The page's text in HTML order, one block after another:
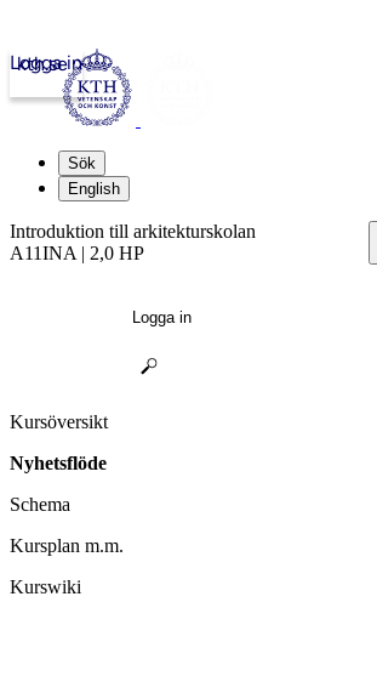
kth.se
Logga in
Sök
English
Introduktion till arkitekturskolan
A11INA | 2,0 HP
Logga in
Kursöversikt
Nyhetsflöde
Schema
Kursplan m.m.
Kurswiki